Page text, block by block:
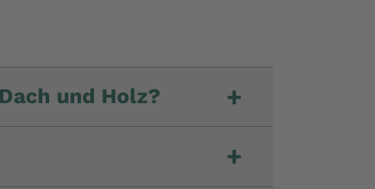
und Holz? +
+